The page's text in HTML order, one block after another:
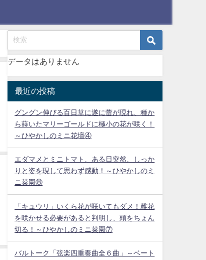
データはありません
最近の投稿
グングン伸びる百日草に遂に蕾が現れ、種か
ら蒔いたマリーゴールドに極小の花が咲く！
～ひやかしのミニ花壇④
エダマメとミニトマト、ある日突然、しっか
りと姿を現して思わず感動！～ひやかしのミ
ニ菜園⑧
「キュウリ」いくら花が咲いてもダメ！雌花
を咲かせる必要があると判明し、頭をちょん
切る！～ひやかしのミニ菜園⑦
バルトーク「弦楽四重奏曲全６曲」～ベート